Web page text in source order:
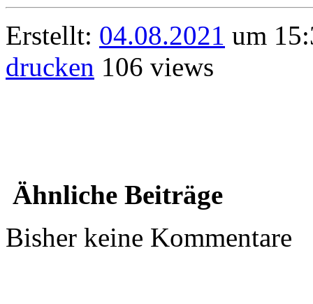
Erstellt: 04.08.2021 um
drucken 106 views
Ähnliche Beiträge
Bisher keine Kommentare